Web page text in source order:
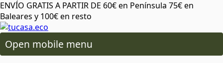
ENVÍO GRATIS A PARTIR DE 60€ en Península 75€ en
Baleares y 100€ en resto
Open mobile menu
orallactancia